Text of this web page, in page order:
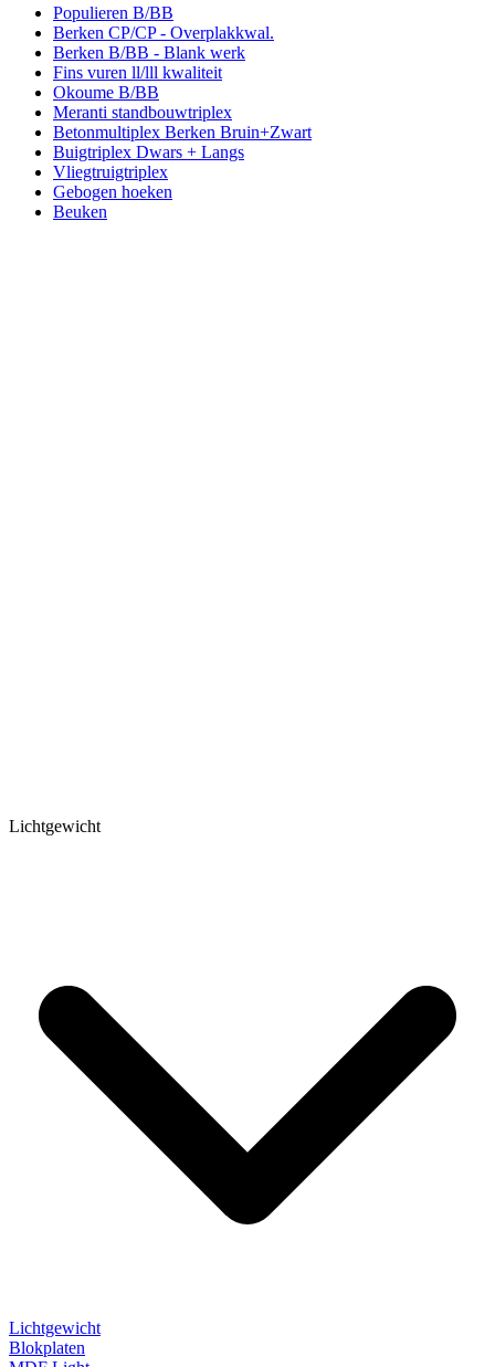
Populieren B/BB
Berken CP/CP - Overplakkwal.
Berken B/BB - Blank werk
Fins vuren ll/lll kwaliteit
Okoume B/BB
Meranti standbouwtriplex
Betonmultiplex Berken Bruin+Zwart
Buigtriplex Dwars + Langs
Vliegtruigtriplex
Gebogen hoeken
Beuken
Lichtgewicht
Lichtgewicht
Blokplaten